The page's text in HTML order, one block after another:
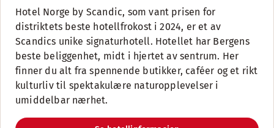
Hotel Norge by Scandic, som vant prisen for
distriktets beste hotellfrokost i 2024, er et av
Scandics unike signaturhotell. Hotellet har Bergens
beste beliggenhet, midt i hjertet av sentrum. Her
finner du alt fra spennende butikker, caféer og et rikt
kulturliv til spektakulære naturopplevelser i
umiddelbar nærhet.